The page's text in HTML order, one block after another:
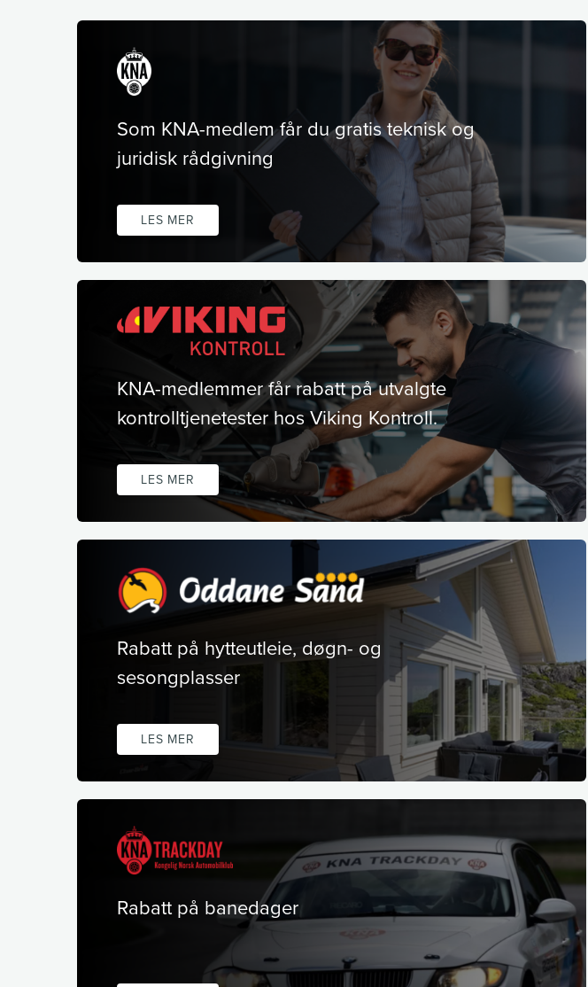
Som KNA-medlem får du gratis teknisk og
juridisk rådgivning
LES MER
KNA-medlemmer får rabatt på utvalgte
kontrolltjenetester hos Viking Kontroll.
LES MER
Rabatt på hytteutleie, døgn- og
sesongplasser
LES MER
Rabatt på banedager